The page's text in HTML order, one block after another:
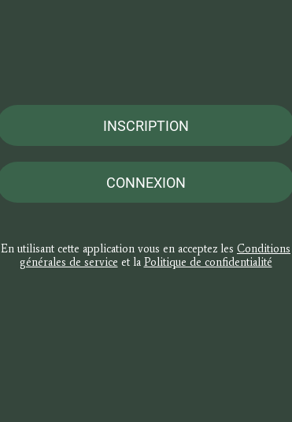
INSCRIPTION
CONNEXION
En utilisant cette application vous en acceptez les Conditions
générales de service et la Politique de confidentialité